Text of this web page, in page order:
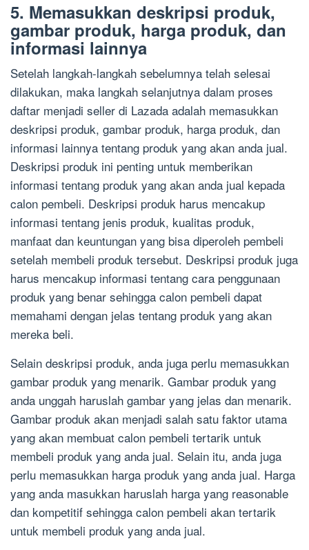
5. Memasukkan deskripsi produk,
gambar produk, harga produk, dan
informasi lainnya
Setelah langkah-langkah sebelumnya telah selesai
dilakukan, maka langkah selanjutnya dalam proses
daftar menjadi seller di Lazada adalah memasukkan
deskripsi produk, gambar produk, harga produk, dan
informasi lainnya tentang produk yang akan anda jual.
Deskripsi produk ini penting untuk memberikan
informasi tentang produk yang akan anda jual kepada
calon pembeli. Deskripsi produk harus mencakup
informasi tentang jenis produk, kualitas produk,
manfaat dan keuntungan yang bisa diperoleh pembeli
setelah membeli produk tersebut. Deskripsi produk juga
harus mencakup informasi tentang cara penggunaan
produk yang benar sehingga calon pembeli dapat
memahami dengan jelas tentang produk yang akan
mereka beli.
Selain deskripsi produk, anda juga perlu memasukkan
gambar produk yang menarik. Gambar produk yang
anda unggah haruslah gambar yang jelas dan menarik.
Gambar produk akan menjadi salah satu faktor utama
yang akan membuat calon pembeli tertarik untuk
membeli produk yang anda jual. Selain itu, anda juga
perlu memasukkan harga produk yang anda jual. Harga
yang anda masukkan haruslah harga yang reasonable
dan kompetitif sehingga calon pembeli akan tertarik
untuk membeli produk yang anda jual.